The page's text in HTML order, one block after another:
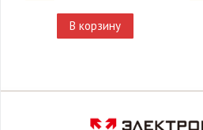
В корзину